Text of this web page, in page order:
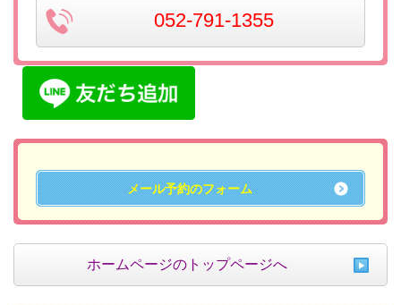
052-791-1355
メール予約のフォーム
ホームページのトップページへ